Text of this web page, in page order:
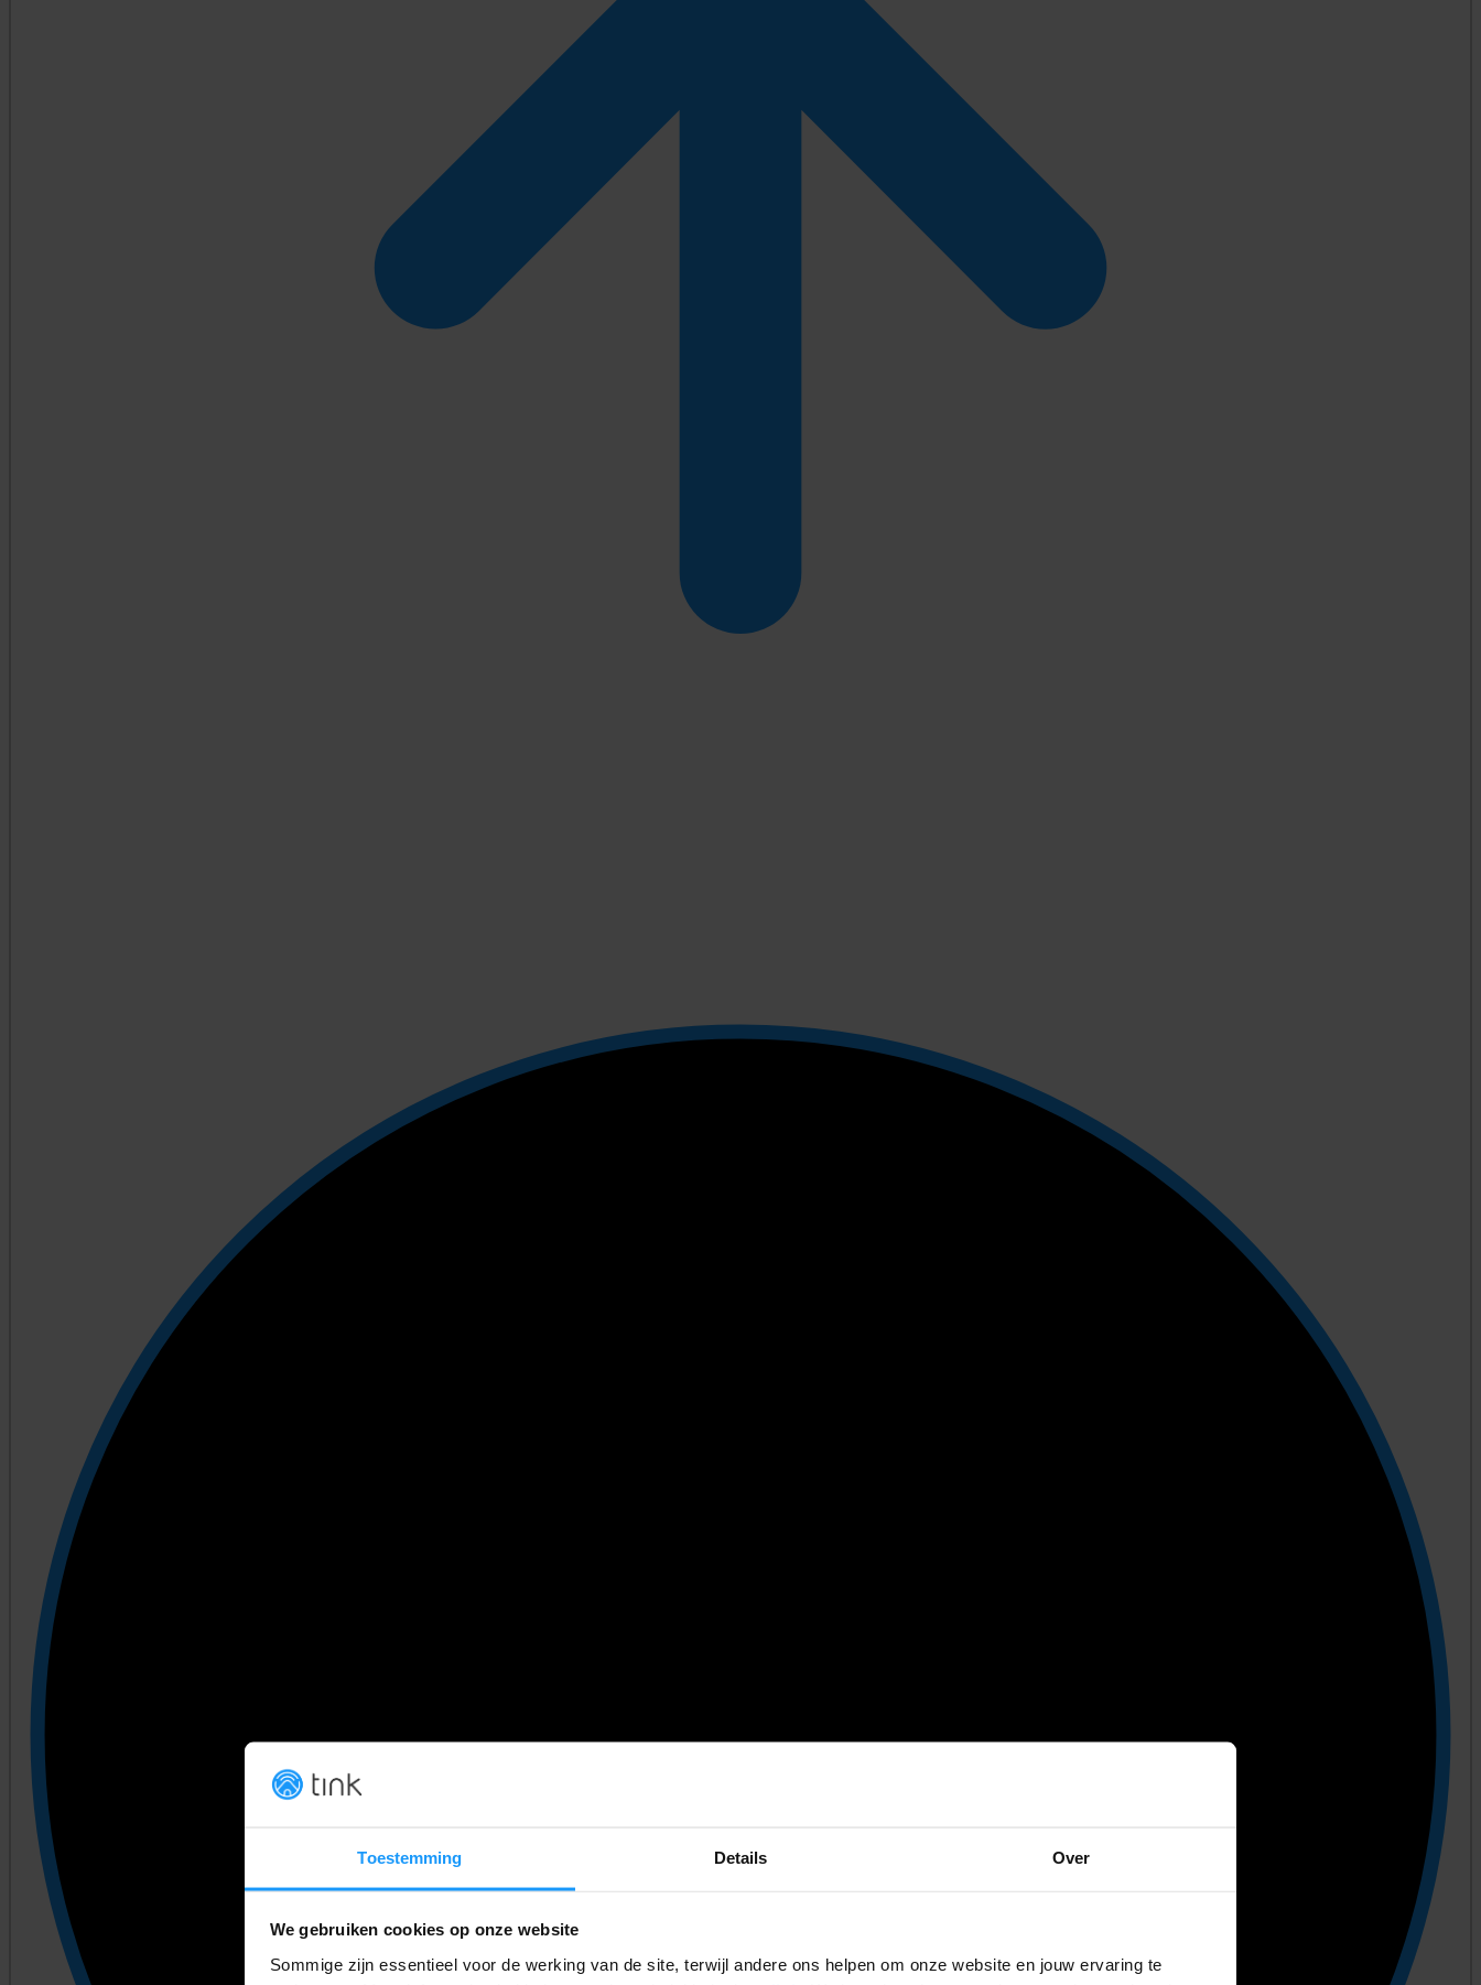
Toestemming Details Over
We gebruiken cookies op onze website
Sommige zijn essentieel voor de werking van de site, terwijl andere ons helpen om onze website en jouw ervaring te